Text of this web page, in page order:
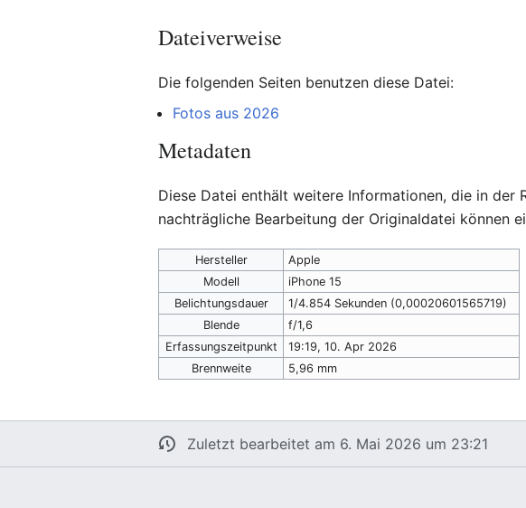
Dateiverweise
Die folgenden Seiten benutzen diese Datei:
Fotos aus 2026
Metadaten
Diese Datei enthält weitere Informationen, die in der
nachträgliche Bearbeitung der Originaldatei können
Hersteller
Apple
Modell
iPhone 15
Belichtungsdauer
1/4.854 Sekunden (0,00020601565719)
Blende
f/1,6
Erfassungszeitpunkt
19:19, 10. Apr 2026
Brennweite
5,96 mm
Zuletzt bearbeitet am 6. Mai 2026 um 23:21